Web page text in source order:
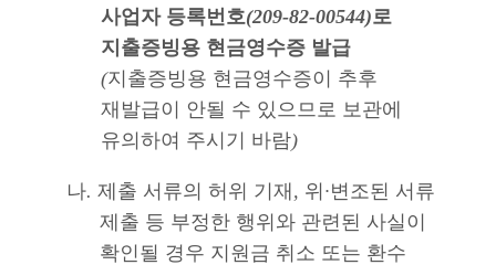
사업자 등록번호(209-82-00544)로
지출증빙용 현금영수증 발급
(지출증빙용 현금영수증이 추후
재발급이 안될 수 있으므로 보관에
유의하여 주시기 바람)
나. 제출 서류의 허위 기재 , 위 ·변조된 서류
제출 등 부정한 행위와 관련된 사실이
확인될 경우 지원금 취소 또는 환수